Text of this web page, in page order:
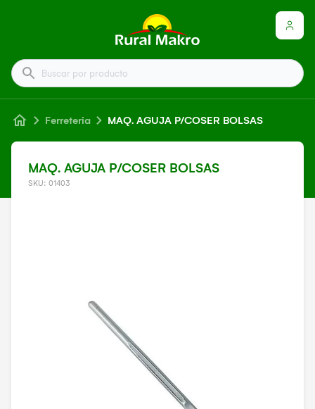
Buscar por producto
Ferreteria MAQ. AGUJA P/COSER BOLSAS
MAQ. AGUJA P/COSER BOLSAS
SKU: 01403